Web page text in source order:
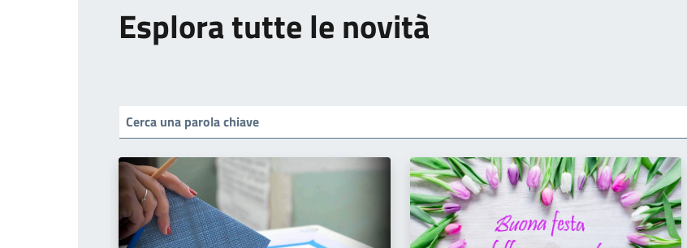
Esplora tutte le novità